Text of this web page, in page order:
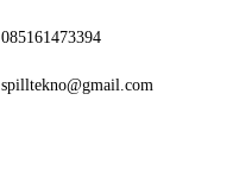
085161473394
spilltekno@gmail.com